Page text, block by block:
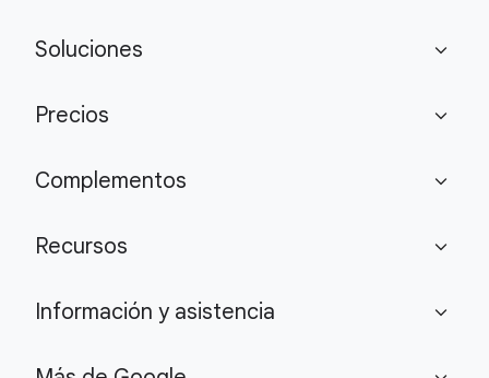
Soluciones expand_more
Precios expand_more
Complementos expand_more
Recursos expand_more
Información y asistencia expand_more